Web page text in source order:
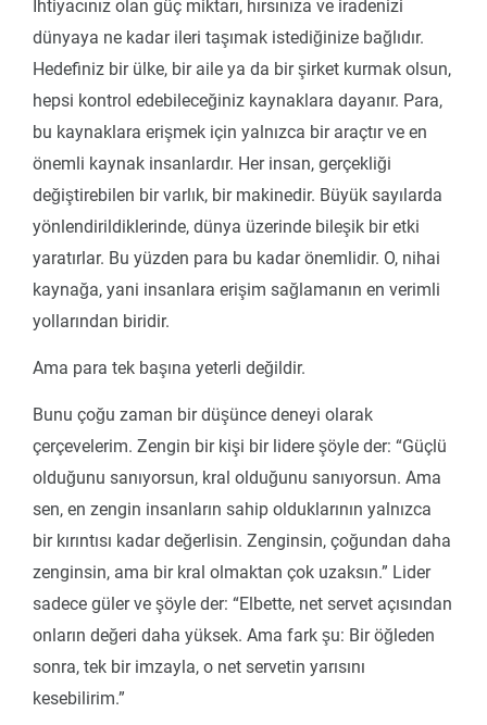
İhtiyacınız olan güç miktarı, hırsınıza ve iradenizi
dünyaya ne kadar ileri taşımak istediğinize bağlıdır.
Hedefiniz bir ülke, bir aile ya da bir şirket kurmak olsun,
hepsi kontrol edebileceğiniz kaynaklara dayanır. Para,
bu kaynaklara erişmek için yalnızca bir araçtır ve en
önemli kaynak insanlardır. Her insan, gerçekliği
değiştirebilen bir varlık, bir makinedir. Büyük sayılarda
yönlendirildiklerinde, dünya üzerinde bileşik bir etki
yaratırlar. Bu yüzden para bu kadar önemlidir. O, nihai
kaynağa, yani insanlara erişim sağlamanın en verimli
yollarından biridir.
Ama para tek başına yeterli değildir.
Bunu çoğu zaman bir düşünce deneyi olarak
çerçevelerim. Zengin bir kişi bir lidere şöyle der: “Güçlü
olduğunu sanıyorsun, kral olduğunu sanıyorsun. Ama
sen, en zengin insanların sahip olduklarının yalnızca
bir kırıntısı kadar değerlisin. Zenginsin, çoğundan daha
zenginsin, ama bir kral olmaktan çok uzaksın.” Lider
sadece güler ve şöyle der: “Elbette, net servet açısından
onların değeri daha yüksek. Ama fark şu: Bir öğleden
sonra, tek bir imzayla, o net servetin yarısını
kesebilirim.”